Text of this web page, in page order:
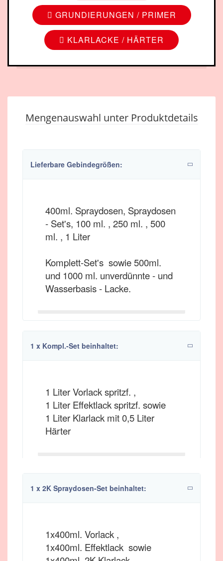
GRUNDIERUNGEN / PRIMER
KLARLACKE / HÄRTER
Mengenauswahl unter Produktdetails
Lieferbare Gebindegrößen:
400ml. Spraydosen, Spraydosen
- Set's, 100 ml. , 250 ml. , 500
ml. , 1 Liter
Komplett-Set's sowie 500ml.
und 1000 ml. unverdünnte - und
Wasserbasis - Lacke.
1 x Kompl.-Set beinhaltet:
1 Liter Vorlack spritzf. ,
1 Liter Effektlack spritzf. sowie
1 Liter Klarlack mit 0,5 Liter
Härter
1 x 2K Spraydosen-Set beinhaltet:
1x400ml. Vorlack ,
1x400ml. Effektlack sowie